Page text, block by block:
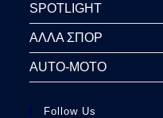
SPOTLIGHT
ΑΛΛΑ ΣΠΟΡ
AUTO-MOTO
Follow Us